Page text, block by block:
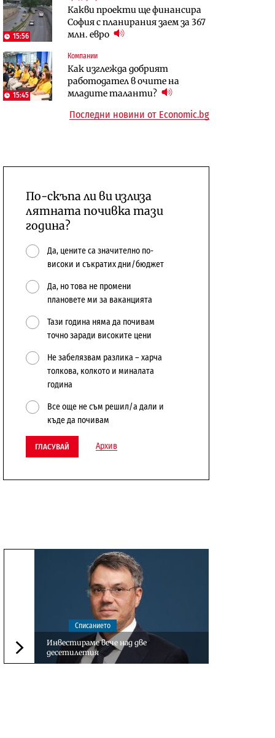
15:56
Какви проекти ще финансира
София с планирания заем за 367
млн. евро
15:45
Компании
Как изглежда добрият
работодател в очите на
младите таланти?
бюджетите си
To:know
цените в лева: Какво
предстои?
Компании
технологичните компании и
системните интегратори
Последни новини от Economic.bg
По-скъпа ли ви излиза
лятната почивка тази
година?
Да, цените са значително по-
високи и съкратих дни/бюджет
Да, но това не промени
плановете ми за ваканцията
Тази година няма да почивам
точно заради високите цени
Не забелязвам разлика – харча
толкова, колкото и миналата
година
Все още не съм решил/а дали и
къде да почивам
ГЛАСУВАЙ Архив
Следваща новина
Списанието
Инвестираме вече над две
десетилетия